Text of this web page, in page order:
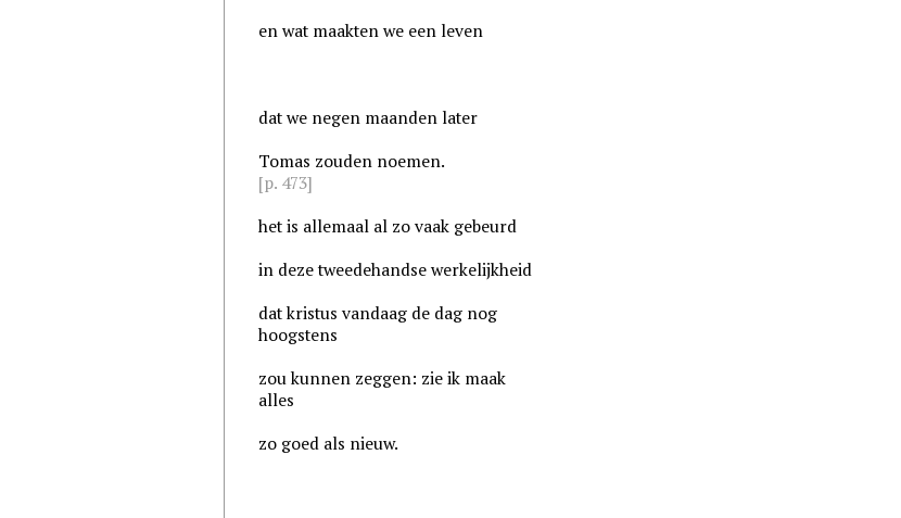
en wat maakten we een leven
dat we negen maanden later
Tomas zouden noemen.
[p. 473]
het is allemaal al zo vaak gebeurd
in deze tweedehandse werkelijkheid
dat kristus vandaag de dag nog
hoogstens
zou kunnen zeggen: zie ik maak
alles
zo goed als nieuw.